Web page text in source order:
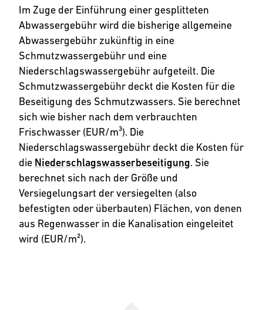
Im Zuge der Einführung einer gesplitteten
Abwassergebühr wird die bisherige allgemeine
Abwassergebühr zukünftig in eine
Schmutzwassergebühr und eine
Niederschlagswassergebühr aufgeteilt. Die
Schmutzwassergebühr deckt die Kosten für die
Beseitigung des Schmutzwassers. Sie berechnet
sich wie bisher nach dem verbrauchten
Frischwasser (EUR/m³). Die
Niederschlagswassergebühr deckt die Kosten für
die Niederschlagswasserbeseitigung. Sie
berechnet sich nach der Größe und
Versiegelungsart der versiegelten (also
befestigten oder überbauten) Flächen, von denen
aus Regenwasser in die Kanalisation eingeleitet
wird (EUR/m²).